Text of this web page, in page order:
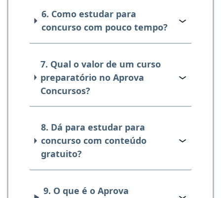
6. Como estudar para
concurso com pouco tempo?
7. Qual o valor de um curso
preparatório no Aprova
Concursos?
8. Dá para estudar para
concurso com conteúdo
gratuito?
9. O que é o Aprova